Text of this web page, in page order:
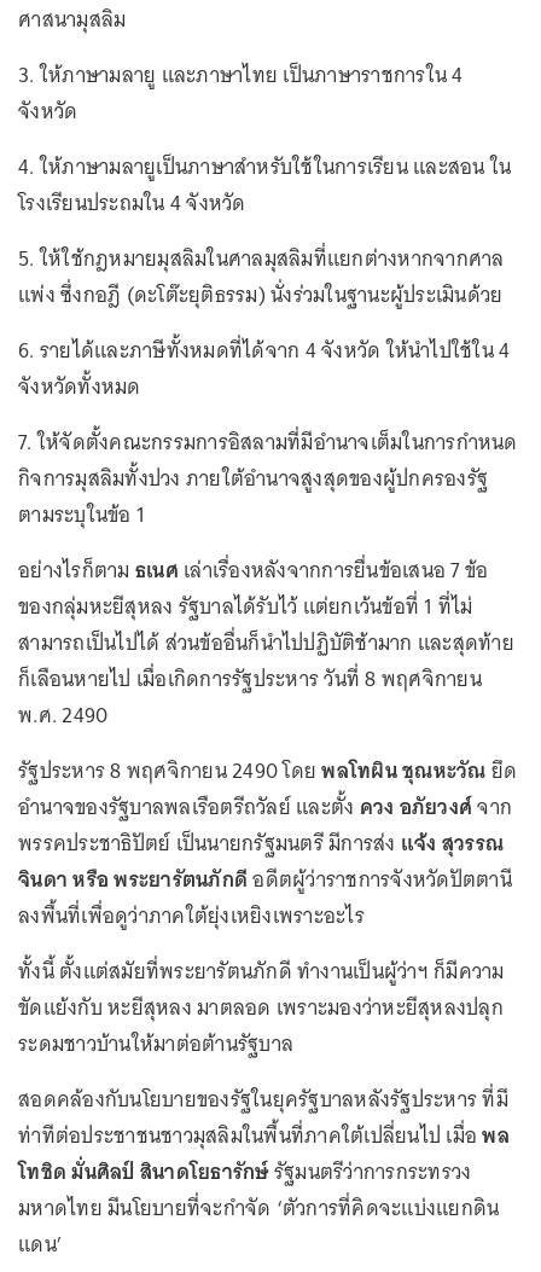
ศาสนามุสลิม
3. ให้ภาษามลายู และภาษาไทย เป็นภาษาราชการใน 4
จังหวัด
4. ให้ภาษามลายูเป็นภาษาสำหรับใช้ในการเรียน และสอน ใน
โรงเรียนประถมใน 4 จังหวัด
5. ให้ใช้กฎหมายมุสลิมในศาลมุสลิมที่แยกต่างหากจากศาล
แพ่ง ซึ่งกอฎี (ดะโต๊ะยุติธรรม) นั่งร่วมในฐานะผู้ประเมินด้วย
6. รายได้และภาษีทั้งหมดที่ได้จาก 4 จังหวัด ให้นำไปใช้ใน 4
จังหวัดทั้งหมด
7. ให้จัดตั้งคณะกรรมการอิสลามที่มีอำนาจเต็มในการกำหนด
กิจการมุสลิมทั้งปวง ภายใต้อำนาจสูงสุดของผู้ปกครองรัฐ
ตามระบุในข้อ 1
อย่างไรก็ตาม ธเนศ เล่าเรื่องหลังจากการยื่นข้อเสนอ 7 ข้อ
ของกลุ่มหะยีสุหลง รัฐบาลได้รับไว้ แต่ยกเว้นข้อที่ 1 ที่ไม่
สามารถเป็นไปได้ ส่วนข้ออื่นก็นำไปปฏิบัติช้ามาก และสุดท้าย
ก็เลือนหายไป เมื่อเกิดการรัฐประหาร วันที่ 8 พฤศจิกายน
พ.ศ. 2490
รัฐประหาร 8 พฤศจิกายน 2490 โดยพลโทผิน ชุณหะวัณยึด
อำนาจของรัฐบาลพลเรือตรีถวัลย์ และตั้ง ควง อภัยวงศ์จาก
พรรคประชาธิปัตย์ เป็นนายกรัฐมนตรี มีการส่ง แจ้ง สุวรรณ
จินดา หรือ พระยารัตนภักดีอดีตผู้ว่าราชการจังหวัดปัตตานี
ลงพื้นที่เพื่อดูว่าภาคใต้ยุ่งเหยิงเพราะอะไร
ทั้งนี้ ตั้งแต่สมัยที่พระยารัตนภักดี ทำงานเป็นผู้ว่าฯ ก็มีความ
ขัดแย้งกับ หะยีสุหลง มาตลอด เพราะมองว่าหะยีสุหลงปลุก
ระดมชาวบ้านให้มาต่อต้านรัฐบาล
สอดคล้องกับนโยบายของรัฐในยุครัฐบาลหลังรัฐประหาร ที่มี
ท่าทีต่อประชาชนชาวมุสลิมในพื้นที่ภาคใต้เปลี่ยนไป เมื่อพล
โทชิด มั่นศิลป์ สินาดโยธารักษ์รัฐมนตรีว่าการกระทรวง
มหาดไทย มีนโยบายที่จะกำจัด ‘ตัวการที่คิดจะแบ่งแยกดิน
แดน’